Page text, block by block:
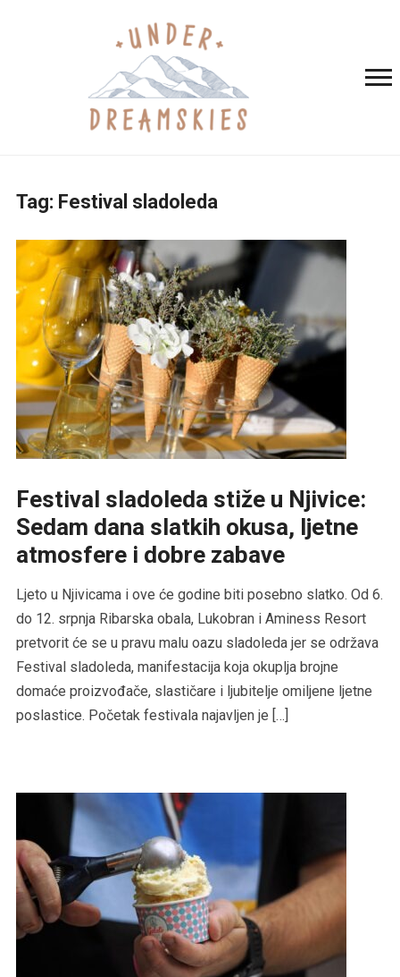
Tag: Festival sladoleda
Festival sladoleda stiže u Njivice:
Sedam dana slatkih okusa, ljetne
atmosfere i dobre zabave
Ljeto u Njivicama i ove će godine biti posebno slatko. Od 6.
do 12. srpnja Ribarska obala, Lukobran i Aminess Resort
pretvorit će se u pravu malu oazu sladoleda jer se održava
Festival sladoleda, manifestacija koja okuplja brojne
domaće proizvođače, slastičare i ljubitelje omiljene ljetne
poslastice. Početak festivala najavljen je […]